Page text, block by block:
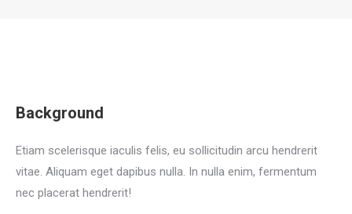
Background
Etiam scelerisque iaculis felis, eu sollicitudin arcu hendrerit
vitae. Aliquam eget dapibus nulla. In nulla enim, fermentum
nec placerat hendrerit!